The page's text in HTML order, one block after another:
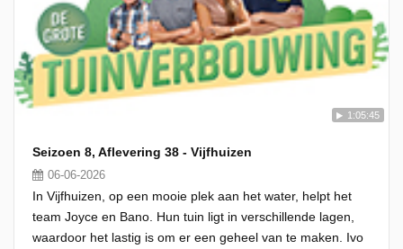
1:05:45
Seizoen 8, Aflevering 38 - Vijfhuizen
06-06-2026
In Vijfhuizen, op een mooie plek aan het water, helpt het
team Joyce en Bano. Hun tuin ligt in verschillende lagen,
waardoor het lastig is om er een geheel van te maken. Ivo